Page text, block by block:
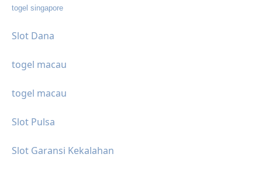
togel singapore
Slot Dana
togel macau
togel macau
Slot Pulsa
Slot Garansi Kekalahan